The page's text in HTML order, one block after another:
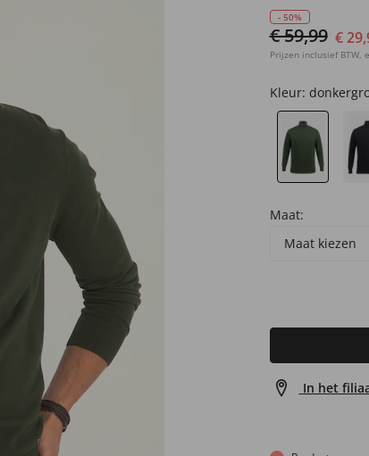
- 50%
€ 59,99 €
Prijzen inclusief BTW,
Kleur:
Maat:
Maat kiezen
In het